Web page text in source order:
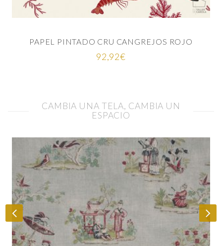
PAPEL PINTADO CRU CANGREJOS ROJO
92,92€
CAMBIA UNA TELA, CAMBIA UN
ESPACIO